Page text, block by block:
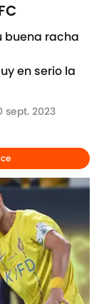
buena racha
en serio la
sept. 2023